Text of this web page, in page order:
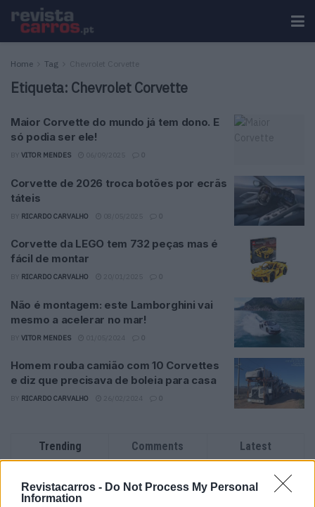
Revistacarros - Do Not Process My Personal
Information
Home Tag Chevrolet Corvette
Etiqueta: Chevrolet Corvette
Maior Corvette do mundo já tem dono. E
só podia ser ele!
VITOR MENDES 0
Corvette de 2026 troca botões por ecrãs
táteis
RICARDO CARVALHO 0
Corvette da LEGO tem 732 peças mas é
fácil de montar
RICARDO CARVALHO 0
Não é montagem: este Lamborghini vai
mesmo a acelerar no mar!
VITOR MENDES 0
Homem rouba camião com 10 Corvettes
e diz que precisava de boleia para casa
RICARDO CARVALHO 0
Trending Comments Latest
Este é um Porsche 911 Carrera RS 2.7 Safari
que todos podem comprar